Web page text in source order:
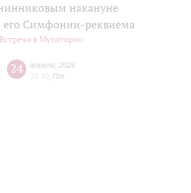
накануне
его Симфонии-реквиема
Встречи в Музитории
24 апреля 2026
18:30 Пт